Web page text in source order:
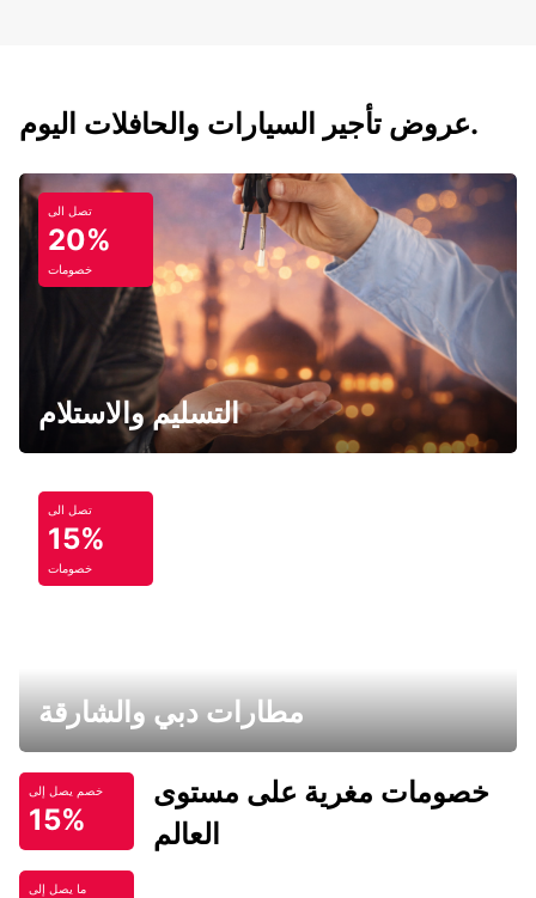
عروض تأجير السيارات والحافلات اليوم.
تصل الى
20%
خصومات
التسليم والاستلام
تصل الى
15%
خصومات
مطارات دبي والشارقة
خصم يصل إلى
15%
خصومات مغرية على مستوى
العالم
ما يصل إلى